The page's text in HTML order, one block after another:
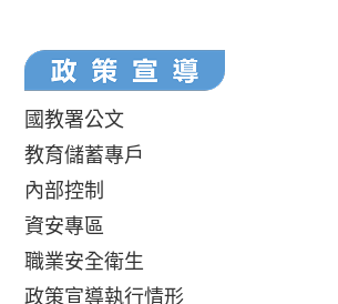
國教署公文
教育儲蓄專戶
內部控制
資安專區
職業安全衛生
政策宣導執行情形